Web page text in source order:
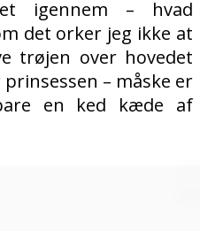
igennem – hvad
det orker jeg ikke at
trøjen over hovedet
– måske er
en ked kæde af